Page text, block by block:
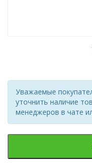
Уважаемые
уточнить наличие
менеджеров в чате